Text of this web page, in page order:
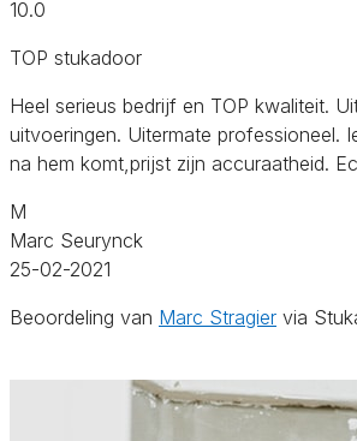
10.0
TOP stukadoor
Heel serieus bedrijf en TOP kwaliteit.
uitvoeringen. Uitermate professioneel.
na hem komt,prijst zijn accuraatheid.
M
Marc Seurynck
25-02-2021
Beoordeling van Marc Stragier via